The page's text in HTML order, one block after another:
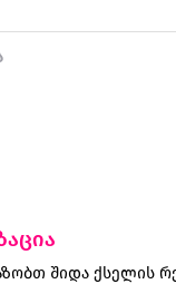
შიდა ქსელის